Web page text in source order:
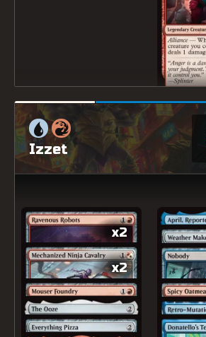
x2
Izzet
x2
x2